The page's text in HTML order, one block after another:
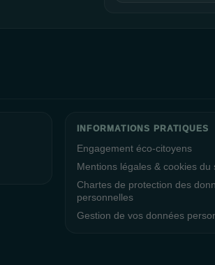
INFORMATIONS PRATIQUES
Engagement éco-citoyens
Mentions légales & cookies du
Chartes de protection des
personnelles
Gestion de vos données